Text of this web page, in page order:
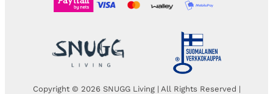
Copyright © 2026 SNUGG Living | All Rights Reserved |